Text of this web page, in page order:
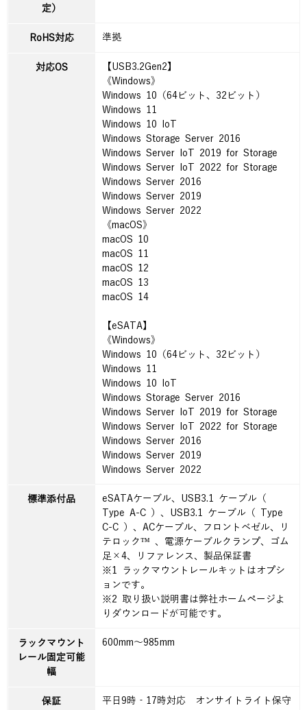
定）
RoHS対応 準拠
対応OS
【USB3.2Gen2】
《Windows》
Windows 10（64ビット、32ビット）
Windows 11
Windows 10 IoT
Windows Storage Server 2016
Windows Server IoT 2019 for Storage
Windows Server IoT 2022 for Storage
Windows Server 2016
Windows Server 2019
Windows Server 2022
《macOS》
macOS 10
macOS 11
macOS 12
macOS 13
macOS 14
【eSATA】
《Windows》
Windows 10（64ビット、32ビット）
Windows 11
Windows 10 IoT
Windows Storage Server 2016
Windows Server IoT 2019 for Storage
Windows Server IoT 2022 for Storage
Windows Server 2016
Windows Server 2019
Windows Server 2022
標準添付品
eSATAケーブル、USB3.1 ケーブル（
Type A-C ）、USB3.1 ケーブル（ Type
C-C ）、ACケーブル、フロントベゼル、リ
テロック™ 、電源ケーブルクランプ、ゴム
足×4、リファレンス、製品保証書
※1 ラックマウントレールキットはオプシ
ョンです。
※2 取り扱い説明書は弊社ホームページよ
りダウンロードが可能です。
ラックマウント
レール固定可能
幅
600mm～985mm
保証
平日9時‐17時対応 オンサイトライト保守